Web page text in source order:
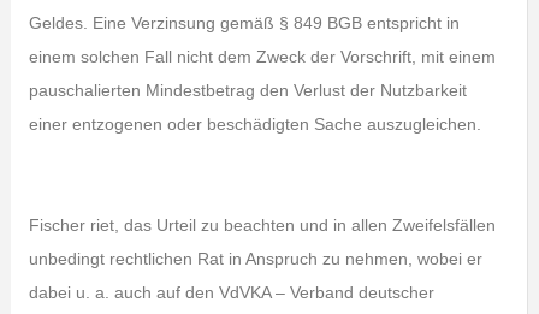
Geldes. Eine Verzinsung gemäß § 849 BGB entspricht in
einem solchen Fall nicht dem Zweck der Vorschrift, mit einem
pauschalierten Mindestbetrag den Verlust der Nutzbarkeit
einer entzogenen oder beschädigten Sache auszugleichen.
Fischer riet, das Urteil zu beachten und in allen Zweifelsfällen
unbedingt rechtlichen Rat in Anspruch zu nehmen, wobei er
dabei u. a. auch auf den VdVKA – Verband deutscher